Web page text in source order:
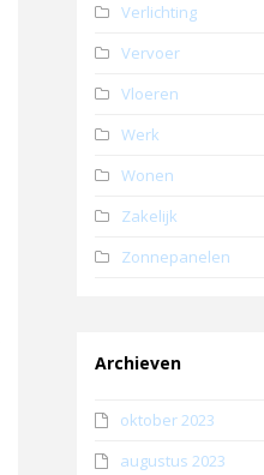
Verlichting
Vervoer
Vloeren
Werk
Wonen
Zakelijk
Zonnepanelen
Archieven
oktober 2023
augustus 2023